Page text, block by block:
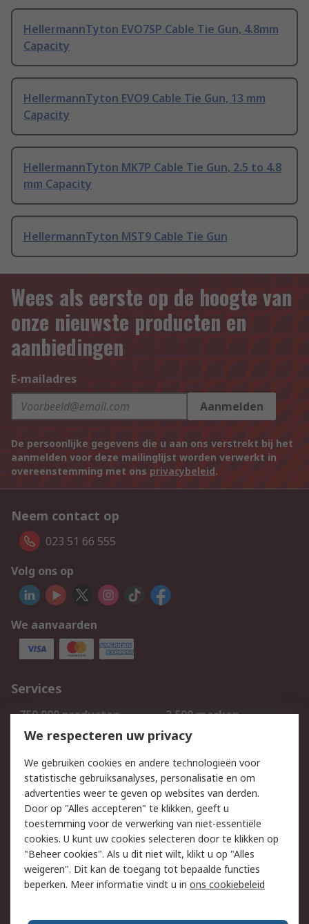
HellermannTyton EVO7SP Cable Tie Gun, 4.8mm
Capacity
HellermannTyton EVO9 Cable Tie Gun, 13 mm
Capacity
HellermannTyton MK7P Cable Tie Gun, 2.5 to 4.8
mm Capacity
HellermannTyton MST9 Cable Tie Gun
Wees als eerste op de hoogte van
onze nieuwste producten en
aanbiedingen
E-mailadres
Aanmelden
De persoonlijke gegevens die u aan ons verstrekt bij het
aanmelden voor deze mailinglijst worden verwerkt in
overeenstemming met ons privacybeleid.
Neem contact op
023 51 66 555
Volg ons op
We aanvaarden
Services
750.000 producten
2.500 merken
Bestellen
Inkoopoplossingen
Track & Trace
Wettelijk
Cookiebeleid
Email veiligheid
Privacybeleid
Websitevoorwaarden
Algemene
verkoopvoorwaarden
We respecteren uw privacy
We gebruiken cookies en andere technologieën voor
statistische gebruiksanalyses, personalisatie en om
advertenties weer te geven op websites van derden.
Door op "Alles accepteren" te klikken, geeft u
toestemming voor de verwerking van niet-essentiële
cookies. U kunt uw cookies selecteren door te klikken op
"Beheer cookies". Als u dit niet wilt, klikt u op "Alles
weigeren". Dit kan de toegang tot bepaalde functies
beperken. Meer informatie vindt u in ons cookiebeleid